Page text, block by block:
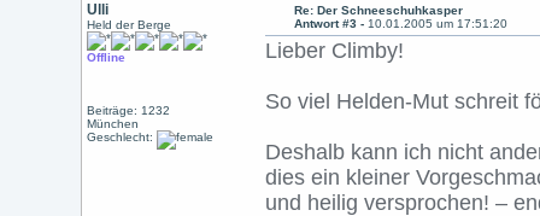
Ulli
Held der Berge
Offline
Beiträge: 1232
München
Geschlecht:
Re: Der Schneeschuhkasper
Antwort #3 - 10.01.2005 um 17:51:20
Lieber Climby!
So viel Helden-Mut schreit
Deshalb kann ich nicht
dies ein kleiner
und heilig versprochen! –